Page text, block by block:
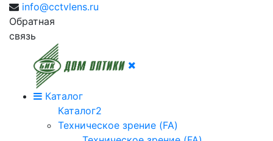
info@cctvlens.ru
Обратная
связь
Каталог
Каталог2
Техническое зрение (FA)